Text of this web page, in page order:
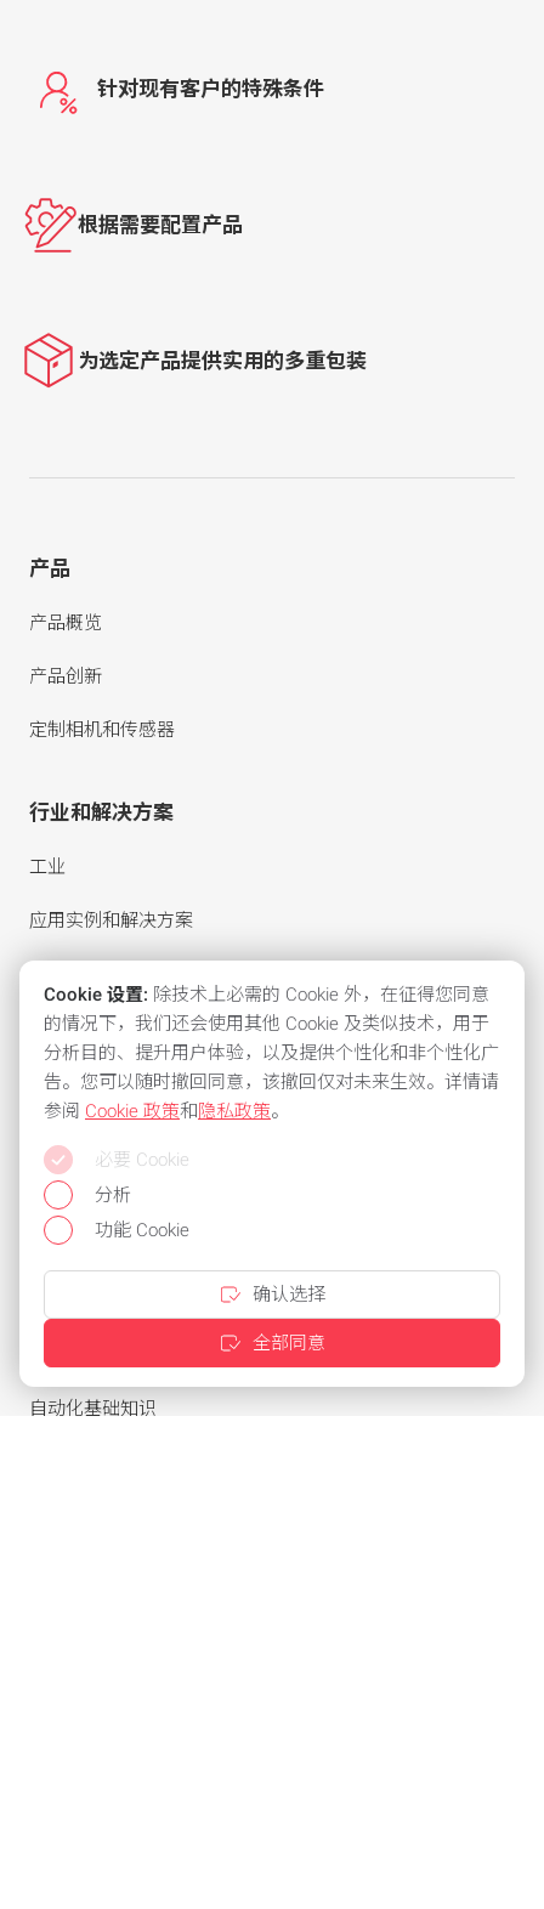
针对现有客户的特殊条件
根据需要配置产品
为选定产品提供实用的多重包装
产品
产品概览
产品创新
定制相机和传感器
行业和解决方案
工业
应用实例和解决方案
该公司
我们的责任
公司简介
历史
自动化基础知识
Cookie 设置: 除技术上必需的 Cookie 外，在征得您同意
的情况下，我们还会使用其他 Cookie 及类似技术，用于
分析目的、提升用户体验，以及提供个性化和非个性化广
告。您可以随时撤回同意，该撤回仅对未来生效。详情请
参阅 Cookie 政策和隐私政策。
必要 Cookie
分析
功能 Cookie
确认选择
全部同意